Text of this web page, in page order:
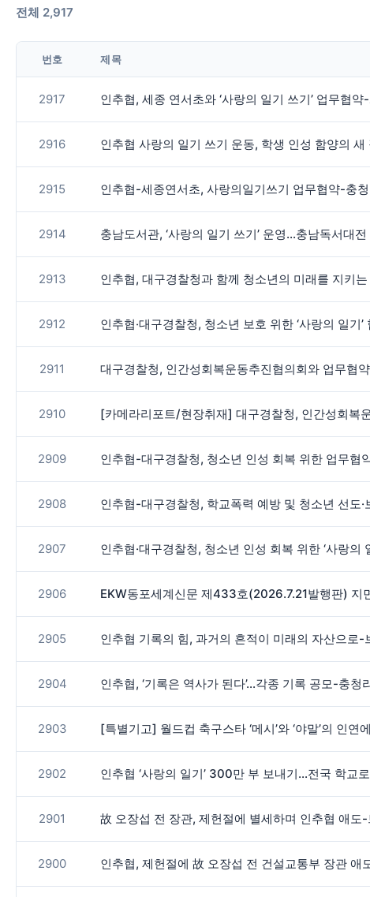
전체 2,917
번호 제목
2917 인추협, 세종 연서초와 ‘사랑의 일기 쓰기’ 업무협약
2916 인추협 사랑의 일기 쓰기 운동, 학생 인성 함양의
2915 인추협-세종연서초, 사랑의일기쓰기 업무협약-충
2914 충남도서관, ‘사랑의 일기 쓰기’ 운영…충남독서대
2913 인추협, 대구경찰청과 함께 청소년의 미래를 지키
2912 인추협‧대구경찰청, 청소년 보호 위한 ‘사랑의 일기
2911 대구경찰청, 인간성회복운동추진협의회와 업무협
2910 [카메라리포트/현장취재] 대구경찰청, 인간성회
2909 인추협-대구경찰청, 청소년 인성 회복 위한 업무협
2908 인추협-대구경찰청, 학교폭력 예방 및 청소년 선도
2907 인추협·대구경찰청, 청소년 인성 회복 위한 ‘사랑의
2906 EKW동포세계신문 제433호(2026.7.21발행판) 지
2905 인추협 기록의 힘, 과거의 흔적이 미래의 자산으로-
2904 인추협, ‘기록은 역사가 된다’…각종 기록 공모-충청
2903 [특별기고] 월드컵 축구스타 ‘메시’와 ‘야말’의 인연
2902 인추협 ‘사랑의 일기’ 300만 부 보내기…전국 학교
2901 故 오장섭 전 장관, 제헌절에 별세하며 인추협 애도-
2900 인추협, 제헌절에 故 오장섭 전 건설교통부 장관 애